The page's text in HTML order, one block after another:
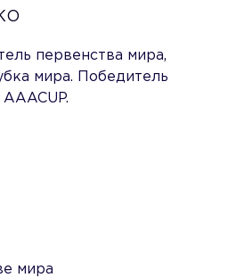
первенства мира,
мира. Победитель
мира